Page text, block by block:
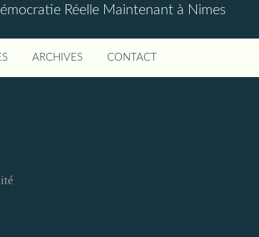
Réelle Maintenant à Nimes
ARCHIVES CONTACT